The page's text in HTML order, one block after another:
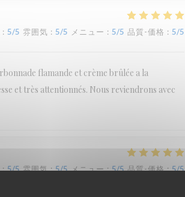
: 5/5 雰囲気 : 5/5 メニュー : 5/5 品質-価格 : 5/5
flamande et crème brûlée a la
et très attentionnés. Nous reviendrons avec
: 5/5 雰囲気: 5/5 メニュー: 5/5 品質-価格: 5/5